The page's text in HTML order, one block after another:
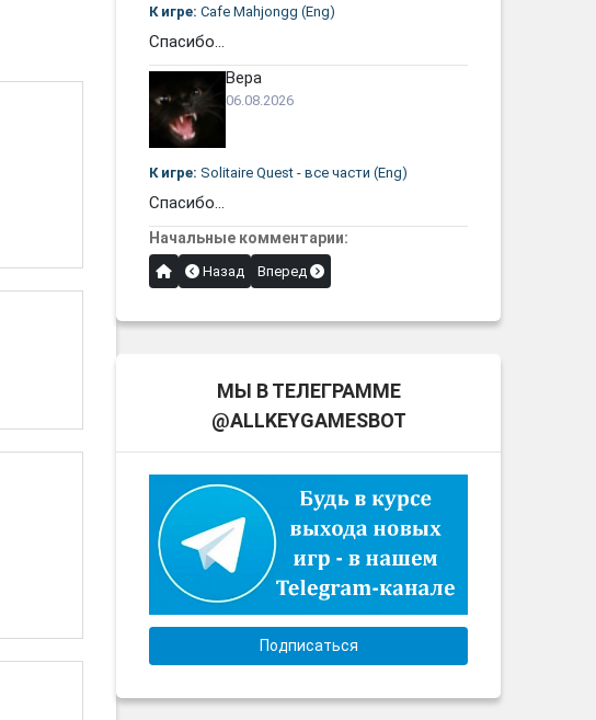
К игре: Cafe Mahjongg (Eng)
Спасибо...
Вера
06.08.2026
К игре: Solitaire Quest - все части (Eng)
Спасибо...
Начальные комментарии:
Назад Вперед
МЫ В ТЕЛЕГРАММЕ
@ALLKEYGAMESBOT
Подписаться